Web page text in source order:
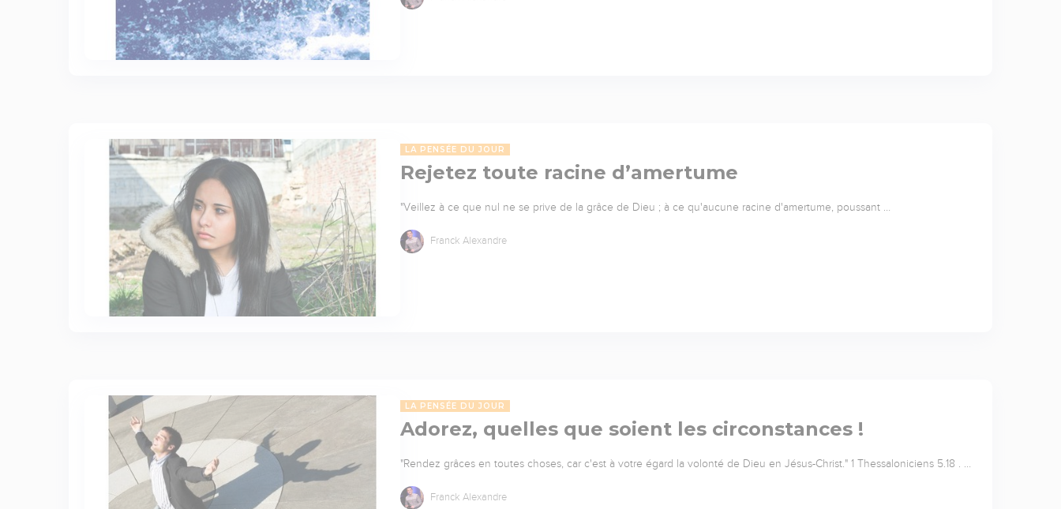
LA PENSÉE DU JOUR
Rejetez toute racine d’amertume
"Veillez à ce que nul ne se prive de la grâce de Dieu ; à ce qu'aucune racine d'amertume, poussant …
Franck Alexandre
LA PENSÉE DU JOUR
Adorez, quelles que soient les circonstances !
"Rendez grâces en toutes choses, car c'est à votre égard la volonté de Dieu en Jésus-Christ." 1 Thessaloniciens 5.18 . …
Franck Alexandre